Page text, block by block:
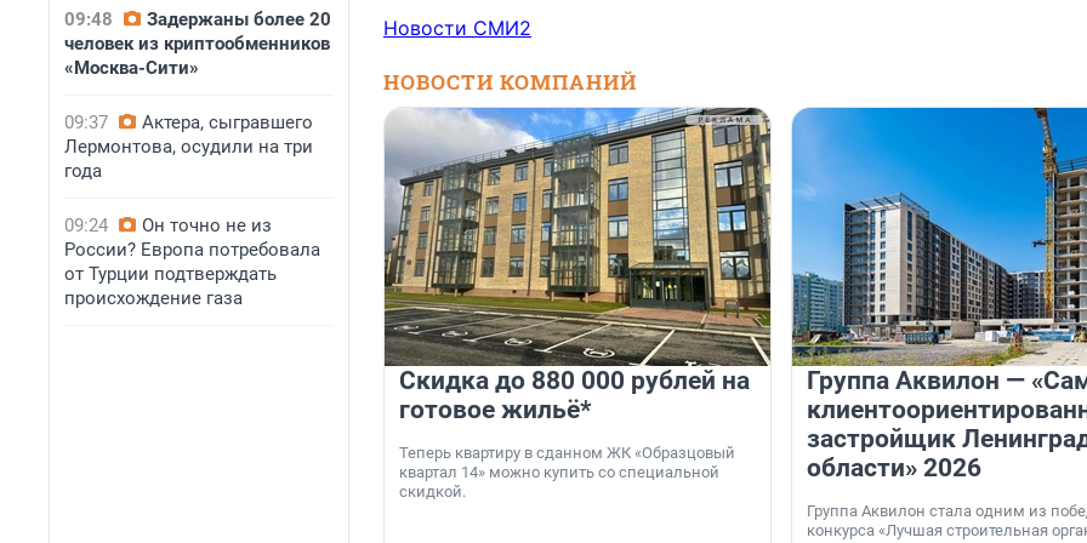
09:48
Задержаны более 20
человек из криптообменников
«Москва-Сити»
09:37
Актера, сыгравшего
Лермонтова, осудили на три
года
09:24
Он точно не из
России? Европа потребовала
от Турции подтверждать
происхождение газа
Новости СМИ2
НОВОСТИ КОМПАНИЙ
Скидка до 880 000 рублей на
готовое жильё*
Теперь квартиру в сданном ЖК «Образцовый
квартал 14» можно купить со специальной
скидкой.
Группа Аквилон —
застройщик
области» 2026
Группа Аквилон стала одним из
конкурса «Лучшая строительная